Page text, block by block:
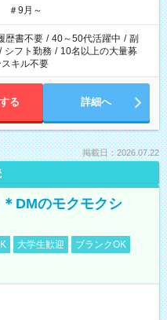
＃9月～
歴書不要 / 40～50代活躍中 / 副
/ シフト勤務 / 10名以上の大量募
キル不要
る 詳細へ
掲載日：2026.07.22
DMのモクモクシ
大学生歓迎
ブランクOK